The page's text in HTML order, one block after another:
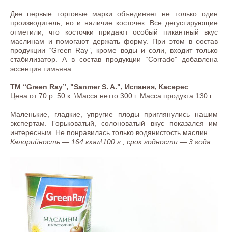
Две первые торговые марки объединяет не только один
производитель, но и наличие косточек. Все дегустирующие
отметили, что косточки придают особый пикантный вкус
маслинам и помогают держать форму. При этом в состав
продукции “Green Ray”, кроме воды и соли, входит только
стабилизатор. А в состав продукции “Corrado” добавлена
эссенция тимьяна.
ТМ “Green Ray”, "Sanmer S. A.", Испания, Касерес
Цена от 70 р. 50 к. \Масса нетто 300 г. Масса продукта 130 г.
Маленькие, гладкие, упругие плоды приглянулись нашим
экспертам. Горьковатый, солоноватый вкус показался им
интересным. Не понравилась только водянистость маслин.
Калорийность — 164 ккал\100 г., срок годности — 3 года.